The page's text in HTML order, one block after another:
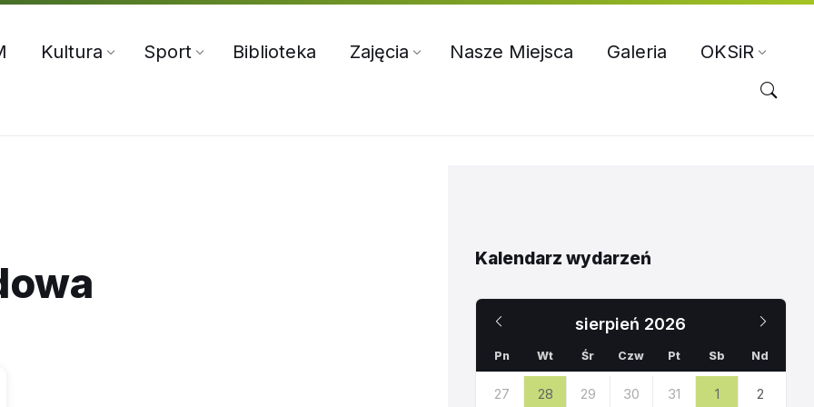
Kultura Sport Biblioteka Zajęcia Nasze Miejsca Galeria OKSiR
Kalendarz wydarzeń
sierpień 2026
Poprzedni
miesiąc
Pn Wt Śr Czw Pt Sb Nd
dni27 28 29 30 31 1 2